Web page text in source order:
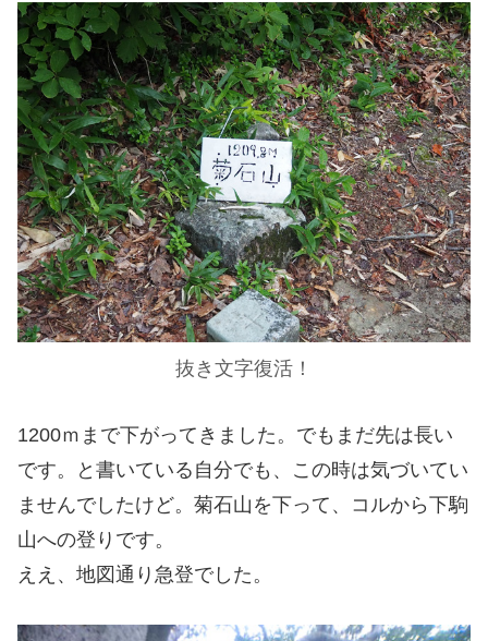
抜き文字復活！
1200ｍまで下がってきました。でもまだ先は長い
です。と書いている自分でも、この時は気づいてい
ませんでしたけど。菊石山を下って、コルから下駒
山への登りです。
ええ、地図通り急登でした。